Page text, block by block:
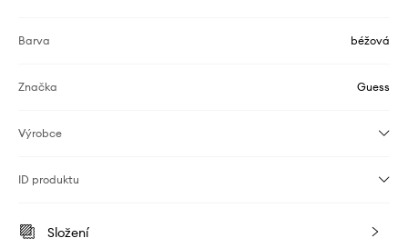
Barva béžová
Značka Guess
Výrobce
ID produktu
Složení